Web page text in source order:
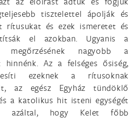
tisztelettel ápolják és
rítusukat és ezek ismeretet és
el azokban. Ugyanis a
nagyobb a
hinnénk. Az a felséges ősiség,
ezeknek a rítusoknak
az egész Egyház tündöklő
a katolikus hit isteni egységét
azáltal, hogy Kelet főbb